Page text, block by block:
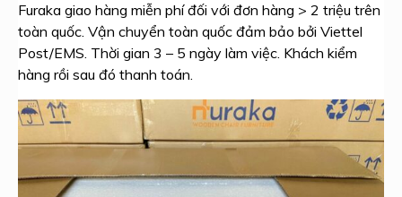
Furaka giao hàng miễn phí đối với đơn hàng > 2 triệu trên
toàn quốc. Vận chuyển toàn quốc đảm bảo bởi Viettel
Post/EMS. Thời gian 3 – 5 ngày làm việc. Khách kiểm
hàng rồi sau đó thanh toán.